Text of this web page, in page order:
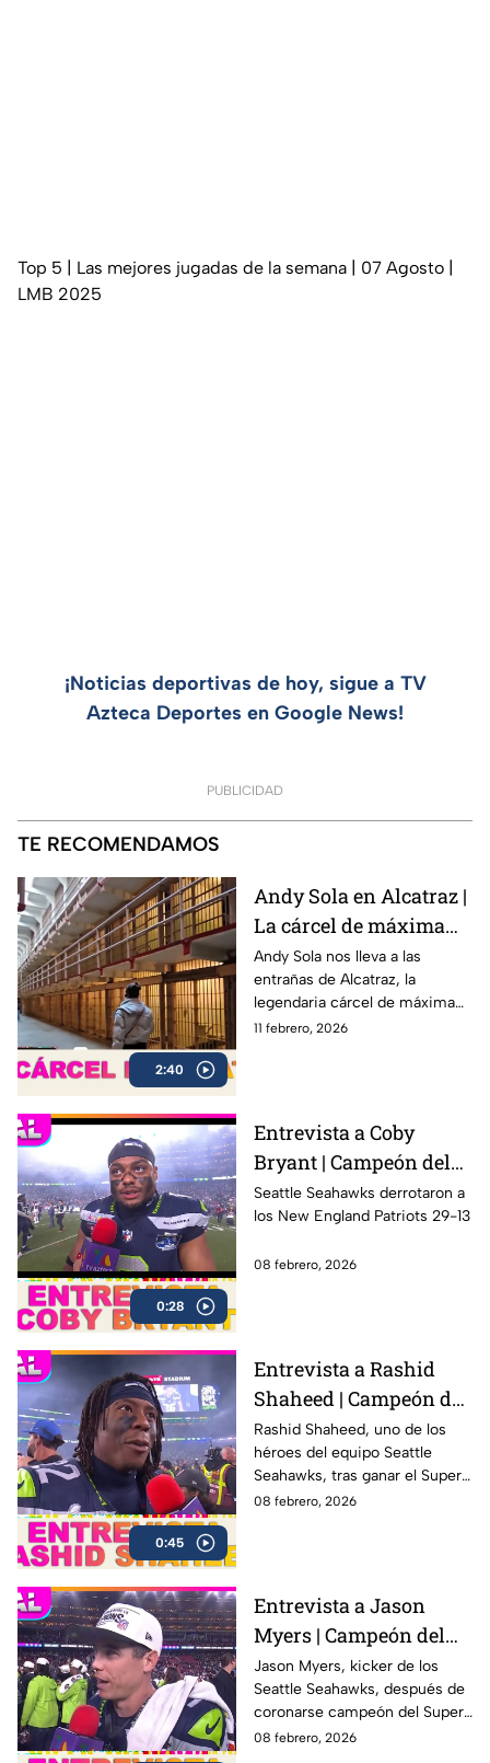
Top 5 | Las mejores jugadas de la semana | 07 Agosto |
LMB 2025
¡Noticias deportivas de hoy, sigue a TV
Azteca Deportes en Google News!
PUBLICIDAD
TE RECOMENDAMOS
2:40
Andy Sola en Alcatraz |
La cárcel de máxima
seguridad que encerró
a Al Capone | Sola al
Super Bowl
Andy Sola nos lleva a las
entrañas de Alcatraz, la
legendaria cárcel de máxima
seguridad ubicada en San
11 febrero, 2026
0:28
Entrevista a Coby
Bryant | Campeón del
Super Bowl LX con los
Seahawks
Seattle Seahawks derrotaron a
los New England Patriots 29-13
08 febrero, 2026
0:45
Entrevista a Rashid
Shaheed | Campeón del
Super Bowl LX con los
Seahawks
Rashid Shaheed, uno de los
héroes del equipo Seattle
Seahawks, tras ganar el Super
Bowl LX con una victoria
08 febrero, 2026
Entrevista a Jason
Myers | Campeón del
Super Bowl LX con los
Seahawks
Jason Myers, kicker de los
Seattle Seahawks, después de
coronarse campeón del Super
Bowl LX .
08 febrero, 2026